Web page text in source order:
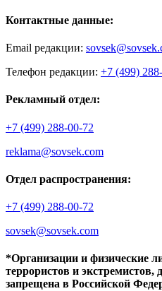
Контактные данные:
Email редакции:
Телефон редакции: +7 (499)
Рекламный отдел:
+7 (499) 288-00-72
reklama@sovsek.com
Отдел распространения:
+7 (499) 288-00-72
sovsek@sovsek.com
*Организации и физические
террористов и экстремистов,
запрещена в Российской